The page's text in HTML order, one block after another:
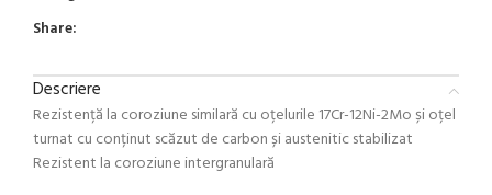
Share:
Descriere
Rezistență la coroziune similară cu oțelurile 17Cr-12Ni-2Mo și oțel
turnat cu conținut scăzut de carbon și austenitic stabilizat
Rezistent la coroziune intergranulară